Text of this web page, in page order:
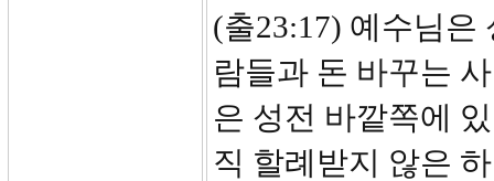
(출23:17) 예수님은
람들과 돈 바꾸는
은 성전 바깥쪽에
직 할례받지 않은